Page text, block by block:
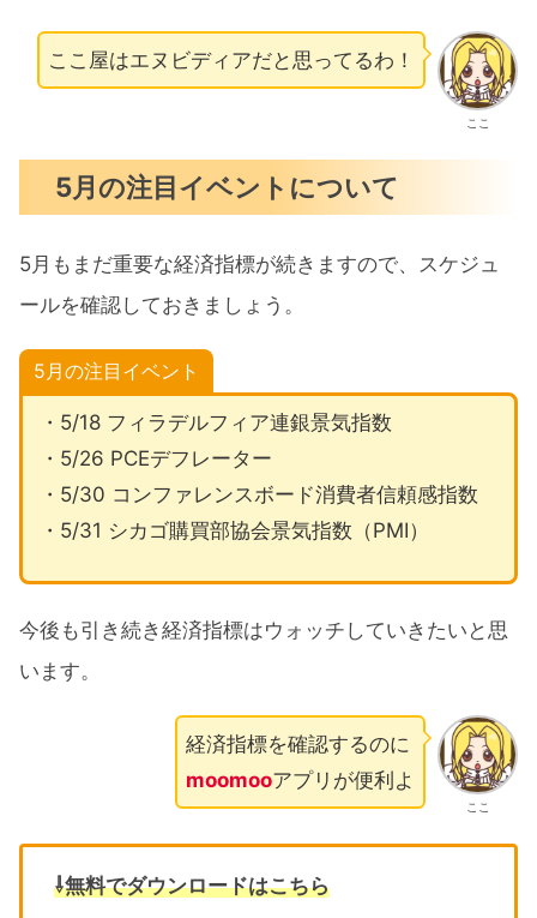
ここ
ここ屋はエヌビディアだと思ってるわ！
5月の注目イベントについて
5月もまだ重要な経済指標が続きますので、スケジュ
ールを確認しておきましょう。
5月の注目イベント
・5/18 フィラデルフィア連銀景気指数
・5/26 PCEデフレーター
・5/30 コンファレンスボード消費者信頼感指数
・5/31 シカゴ購買部協会景気指数（PMI）
今後も引き続き経済指標はウォッチしていきたいと思
います。
ここ
経済指標を確認するのに
moomooアプリが便利よ
⇩無料でダウンロードはこちら